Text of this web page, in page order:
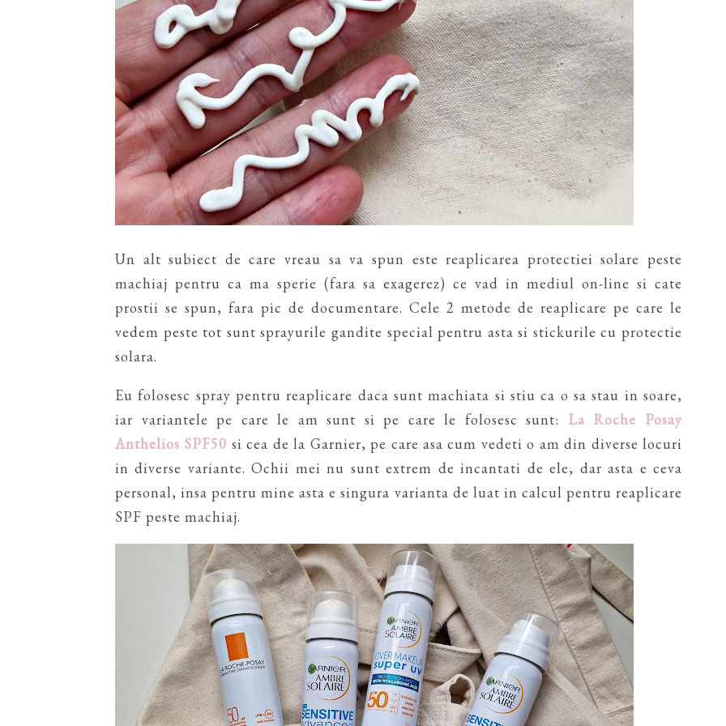
Un alt subiect de care vreau sa va spun este reaplicarea protectiei solare peste
machiaj pentru ca ma sperie (fara sa exagerez) ce vad in mediul on-line si cate
prostii se spun, fara pic de documentare. Cele 2 metode de reaplicare pe care le
vedem peste tot sunt sprayurile gandite special pentru asta si stickurile cu protectie
solara.
Eu folosesc spray pentru reaplicare daca sunt machiata si stiu ca o sa stau in soare,
iar variantele pe care le am sunt si pe care le folosesc sunt: La Roche Posay
Anthelios SPF50 si cea de la Garnier, pe care asa cum vedeti o am din diverse locuri
in diverse variante. Ochii mei nu sunt extrem de incantati de ele, dar asta e ceva
personal, insa pentru mine asta e singura varianta de luat in calcul pentru reaplicare
SPF peste machiaj.